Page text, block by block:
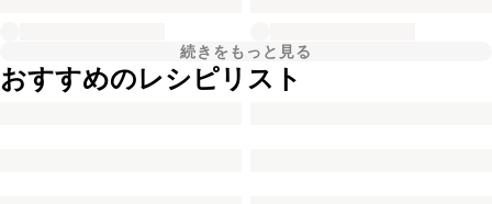
続きをもっと見る
おすすめのレシピリスト